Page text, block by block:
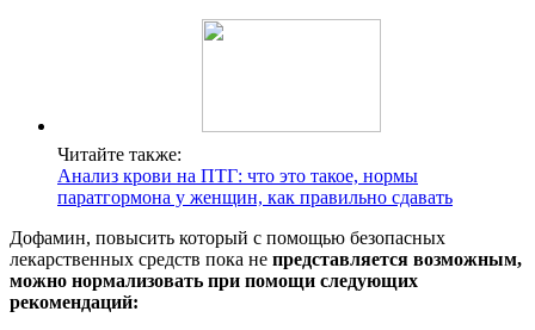
Читайте также:
Анализ крови на ПТГ: что это такое, нормы
паратгормона у женщин, как правильно сдавать
Дофамин, повысить который с помощью безопасных
лекарственных средств пока не представляется возможным,
можно нормализовать при помощи следующих
рекомендаций: